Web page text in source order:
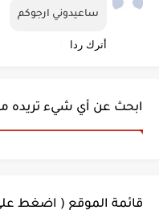
ساعيدوني ارجوكم
أترك ردا
ابحث عن أي شيء تريده
قائمة الموقع ( اضغط